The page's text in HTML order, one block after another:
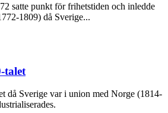
satte punkt för frihetstiden och inledde
1809) då Sverige...
talet
då Sverige var i union med Norge (1814-